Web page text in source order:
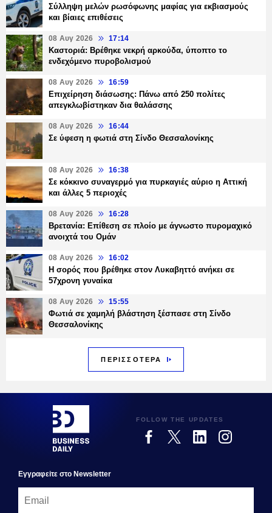
Σύλληψη μελών ρωσόφωνης μαφίας για εκβιασμούς
και βίαιες επιθέσεις
08 Αυγ 2026 17:14
Καστοριά: Βρέθηκε νεκρή αρκούδα, ύποπτο το
ενδεχόμενο πυροβολισμού
08 Αυγ 2026 16:59
Επιχείρηση διάσωσης: Πάνω από 250 πολίτες
απεγκλωβίστηκαν δια θαλάσσης
08 Αυγ 2026 16:44
Σε ύφεση η φωτιά στη Σίνδο Θεσσαλονίκης
08 Αυγ 2026 16:38
Σε κόκκινο συναγερμό για πυρκαγιές αύριο η Αττική
και άλλες 5 περιοχές
08 Αυγ 2026 16:28
Βρετανία: Επίθεση σε πλοίο με άγνωστο πυρομαχικό
ανοιχτά του Ομάν
08 Αυγ 2026 16:02
Η σορός που βρέθηκε στον Λυκαβηττό ανήκει σε
57χρονη γυναίκα
08 Αυγ 2026 15:55
Φωτιά σε χαμηλή βλάστηση ξέσπασε στη Σίνδο
Θεσσαλονίκης
ΠΕΡΙΣΣΟΤΕΡΑ
FOLLOW THE UPDATES
Εγγραφεiτε στο Newsletter